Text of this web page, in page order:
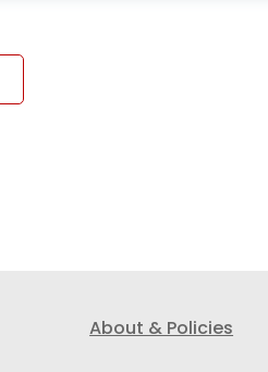
About & Policies